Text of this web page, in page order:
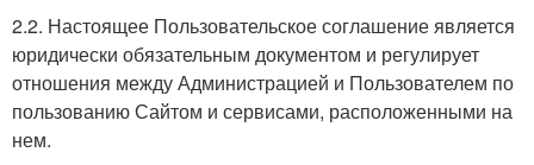
2.2. Настоящее Пользовательское соглашение является
юридически обязательным документом и регулирует
отношения между Администрацией и Пользователем по
пользованию Сайтом и сервисами, расположенными на
нем.